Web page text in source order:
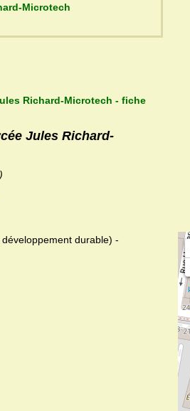
Richard-Microtech
Richard-Microtech - fiche
Jules Richard-
durable) -